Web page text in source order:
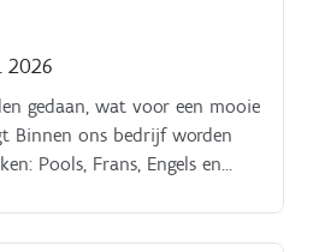
2026
gedaan, wat voor een mooie
Binnen ons bedrijf worden
Pools, Frans, Engels en